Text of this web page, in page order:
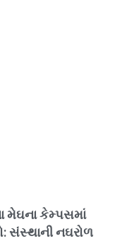
મેઘના કેમ્પસમાં
સંસ્થાની નઘરોળ